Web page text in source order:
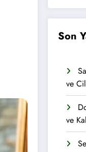
Son
ve
ve